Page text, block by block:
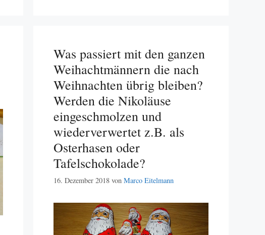
Was passiert mit den ganzen
Weihachtmännern die nach
Weihnachten übrig bleiben?
Werden die Nikoläuse
eingeschmolzen und
wiederverwertet z.B. als
Osterhasen oder
Tafelschokolade?
16. Dezember 2018 vonMarco Eitelmann